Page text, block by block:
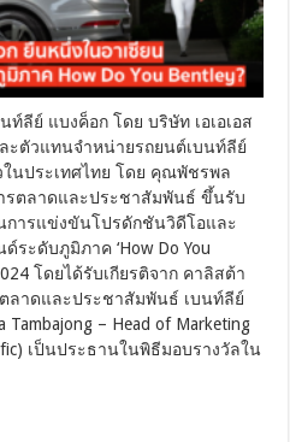
อาเซียน
คว้า
รางวัล
แคมเปญ
ระดับ
How
Do
You
Bentley?
ท์ลีย์ แบงค็อก โดย บริษัท เอเอเอส
ะตัวแทนจำหน่ายรถยนต์เบนท์ลีย์
ในประเทศไทย โดย คุณพัชรพล
ตลาดและประชาสัมพันธ์ ขึ้นรับ
นการแข่งขันโปรดักชันวิดีโอและ
ะดับภูมิภาค ‘How Do You
โดยได้รับเกียรติจาก คาลิสต้า
ลาดและประชาสัมพันธ์ เบนท์ลีย์
Tambajong – Head of Marketing
เป็นประธานในพิธีมอบรางวัลใน